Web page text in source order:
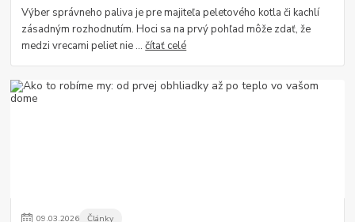
Výber správneho paliva je pre majiteľa peletového kotla či kachlí
zásadným rozhodnutím. Hoci sa na prvý pohľad môže zdať, že
medzi vrecami peliet nie ...čítať celé
09.03.2026 Články